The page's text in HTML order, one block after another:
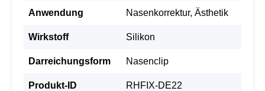
Anwendung Nasenkorrektur, Ästhetik
Wirkstoff Silikon
Darreichungsform Nasenclip
Produkt-ID RHFIX-DE22